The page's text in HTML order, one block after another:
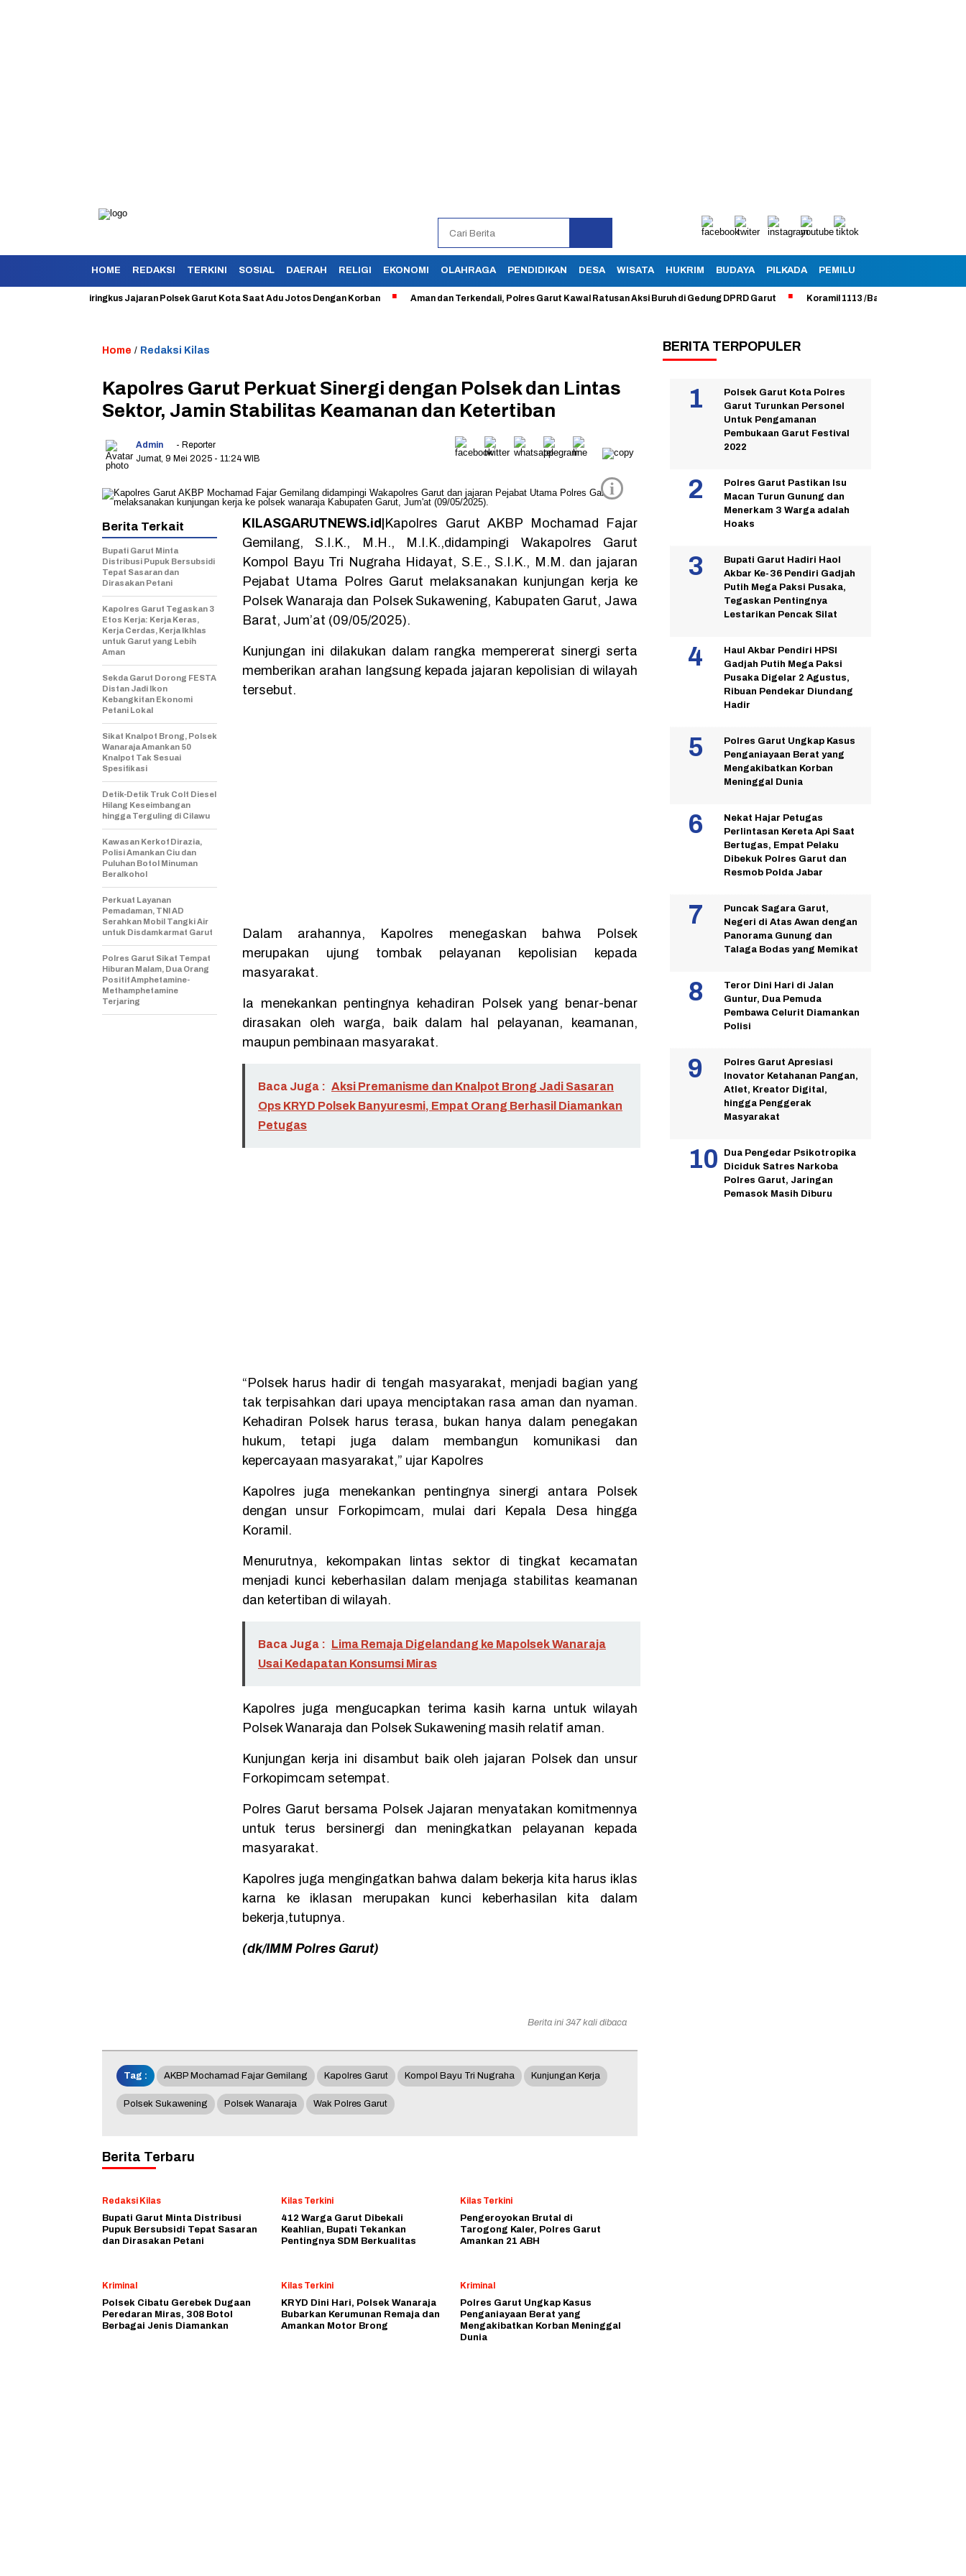
HOME REDAKSI TERKINI SOSIAL DAERAH RELIGI EKONOMI OLAHRAGA PENDIDIKAN DESA WISATA HUKRIM BUDAYA PILKADA PEMILU
Berhasil Diringkus Jajaran Polsek Garut Kota Saat Adu Jotos Dengan Korban Aman dan Terkendali, Polres Garut Kawal Ratusan Aksi Buruh di Gedung DPRD Garut Koramil 1113 /Bayongbong Uji Coba
Home / Redaksi Kilas
Kapolres Garut Perkuat Sinergi dengan Polsek dan Lintas
Sektor, Jamin Stabilitas Keamanan dan Ketertiban
Admin
- Reporter
Jumat, 9 Mei 2025 - 11:24 WIB
i
KILASGARUTNEWS.id| Kapolres Garut AKBP Mochamad Fajar
Gemilang, S.I.K., M.H., M.I.K.,didampingi Wakapolres Garut
Kompol Bayu Tri Nugraha Hidayat, S.E., S.I.K., M.M. dan jajaran
Pejabat Utama Polres Garut melaksanakan kunjungan kerja ke
Polsek Wanaraja dan Polsek Sukawening, Kabupaten Garut, Jawa
Barat, Jum’at (09/05/2025).
Kunjungan ini dilakukan dalam rangka mempererat sinergi serta
memberikan arahan langsung kepada jajaran kepolisian di wilayah
tersebut.
Dalam arahannya, Kapolres menegaskan bahwa Polsek
merupakan ujung tombak pelayanan kepolisian kepada
masyarakat.
Ia menekankan pentingnya kehadiran Polsek yang benar-benar
dirasakan oleh warga, baik dalam hal pelayanan, keamanan,
maupun pembinaan masyarakat.
Baca Juga : Aksi Premanisme dan Knalpot Brong Jadi Sasaran
Ops KRYD Polsek Banyuresmi, Empat Orang Berhasil Diamankan
Petugas
“Polsek harus hadir di tengah masyarakat, menjadi bagian yang
tak terpisahkan dari upaya menciptakan rasa aman dan nyaman.
Kehadiran Polsek harus terasa, bukan hanya dalam penegakan
hukum, tetapi juga dalam membangun komunikasi dan
kepercayaan masyarakat,” ujar Kapolres
Kapolres juga menekankan pentingnya sinergi antara Polsek
dengan unsur Forkopimcam, mulai dari Kepala Desa hingga
Koramil.
Menurutnya, kekompakan lintas sektor di tingkat kecamatan
menjadi kunci keberhasilan dalam menjaga stabilitas keamanan
dan ketertiban di wilayah.
Baca Juga : Lima Remaja Digelandang ke Mapolsek Wanaraja
Usai Kedapatan Konsumsi Miras
Kapolres juga mengucapkan terima kasih karna untuk wilayah
Polsek Wanaraja dan Polsek Sukawening masih relatif aman.
Kunjungan kerja ini disambut baik oleh jajaran Polsek dan unsur
Forkopimcam setempat.
Polres Garut bersama Polsek Jajaran menyatakan komitmennya
untuk terus bersinergi dan meningkatkan pelayanan kepada
masyarakat.
Kapolres juga mengingatkan bahwa dalam bekerja kita harus iklas
karna ke iklasan merupakan kunci keberhasilan kita dalam
bekerja,tutupnya.
(dk/IMM Polres Garut)
Berita Terkait
Bupati Garut Minta
Distribusi Pupuk Bersubsidi
Tepat Sasaran dan
Dirasakan Petani
Kapolres Garut Tegaskan 3
Etos Kerja: Kerja Keras,
Kerja Cerdas, Kerja Ikhlas
untuk Garut yang Lebih
Aman
Sekda Garut Dorong FESTA
Distan Jadi Ikon
Kebangkitan Ekonomi
Petani Lokal
Sikat Knalpot Brong, Polsek
Wanaraja Amankan 50
Knalpot Tak Sesuai
Spesifikasi
Detik-Detik Truk Colt Diesel
Hilang Keseimbangan
hingga Terguling di Cilawu
Kawasan Kerkof Dirazia,
Polisi Amankan Ciu dan
Puluhan Botol Minuman
Beralkohol
Perkuat Layanan
Pemadaman, TNI AD
Serahkan Mobil Tangki Air
untuk Disdamkarmat Garut
Polres Garut Sikat Tempat
Hiburan Malam, Dua Orang
Positif Amphetamine-
Methamphetamine
Terjaring
Berita ini 347 kali dibaca
Tag : AKBP Mochamad Fajar Gemilang Kapolres Garut Kompol Bayu Tri Nugraha Kunjungan Kerja
Polsek Sukawening Polsek Wanaraja Wak Polres Garut
Berita Terbaru
Redaksi Kilas
Bupati Garut Minta Distribusi
Pupuk Bersubsidi Tepat Sasaran
dan Dirasakan Petani
Kilas Terkini
412 Warga Garut Dibekali
Keahlian, Bupati Tekankan
Pentingnya SDM Berkualitas
Kilas Terkini
Pengeroyokan Brutal di
Tarogong Kaler, Polres Garut
Amankan 21 ABH
Kriminal
Polsek Cibatu Gerebek Dugaan
Peredaran Miras, 308 Botol
Berbagai Jenis Diamankan
Kilas Terkini
KRYD Dini Hari, Polsek Wanaraja
Bubarkan Kerumunan Remaja dan
Amankan Motor Brong
Kriminal
Polres Garut Ungkap Kasus
Penganiayaan Berat yang
Mengakibatkan Korban Meninggal
Dunia
BERITA TERPOPULER
Polsek Garut Kota Polres
Garut Turunkan Personel
Untuk Pengamanan
Pembukaan Garut Festival
2022
Polres Garut Pastikan Isu
Macan Turun Gunung dan
Menerkam 3 Warga adalah
Hoaks
Bupati Garut Hadiri Haol
Akbar Ke-36 Pendiri Gadjah
Putih Mega Paksi Pusaka,
Tegaskan Pentingnya
Lestarikan Pencak Silat
Haul Akbar Pendiri HPSI
Gadjah Putih Mega Paksi
Pusaka Digelar 2 Agustus,
Ribuan Pendekar Diundang
Hadir
Polres Garut Ungkap Kasus
Penganiayaan Berat yang
Mengakibatkan Korban
Meninggal Dunia
Nekat Hajar Petugas
Perlintasan Kereta Api Saat
Bertugas, Empat Pelaku
Dibekuk Polres Garut dan
Resmob Polda Jabar
Puncak Sagara Garut,
Negeri di Atas Awan dengan
Panorama Gunung dan
Talaga Bodas yang Memikat
Teror Dini Hari di Jalan
Guntur, Dua Pemuda
Pembawa Celurit Diamankan
Polisi
Polres Garut Apresiasi
Inovator Ketahanan Pangan,
Atlet, Kreator Digital,
hingga Penggerak
Masyarakat
Dua Pengedar Psikotropika
Diciduk Satres Narkoba
Polres Garut, Jaringan
Pemasok Masih Diburu